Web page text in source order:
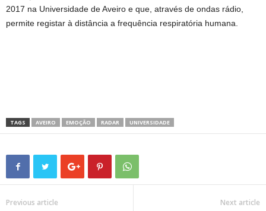
2017 na Universidade de Aveiro e que, através de ondas rádio,
permite registar à distância a frequência respiratória humana.
TAGS AVEIRO EMOÇÃO RADAR UNIVERSIDADE
Previous article Next article